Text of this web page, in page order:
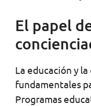
El papel
La educación y
fundamentales
Programas